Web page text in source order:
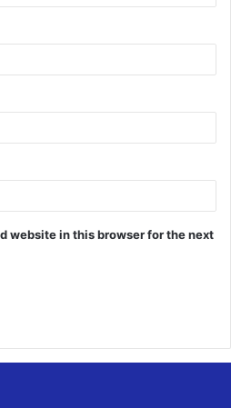
website in this browser for the next